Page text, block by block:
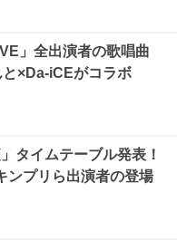
」全出演者の歌唱曲
×Da-iCEがコラボ
タイムテーブル発表！
ンプリら出演者の登場